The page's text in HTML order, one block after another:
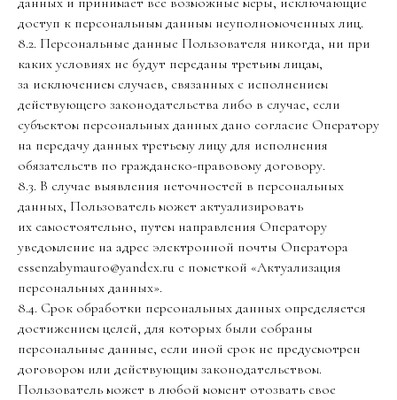
доступ к персональным данным неуполномоченных лиц.
8.2. Персональные данные Пользователя никогда, ни при
каких условиях не будут переданы третьим лицам,
за исключением случаев, связанных с исполнением
действующего законодательства либо в случае, если
субъектом персональных данных дано согласие Оператору
на передачу данных третьему лицу для исполнения
обязательств по гражданско-правовому договору.
8.3. В случае выявления неточностей в персональных
данных, Пользователь может актуализировать
их самостоятельно, путем направления Оператору
уведомление на адрес электронной почты Оператора
essenzabymauro@yandex.ru с пометкой «Актуализация
персональных данных».
8.4. Срок обработки персональных данных определяется
достижением целей, для которых были собраны
персональные данные, если иной срок не предусмотрен
договором или действующим законодательством.
Пользователь может в любой момент отозвать свое